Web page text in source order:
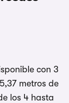
con 3
metros de
los 4 hasta